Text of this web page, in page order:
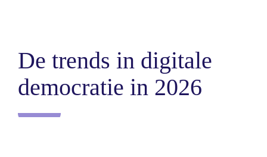
De trends in digitale
democratie in 2026